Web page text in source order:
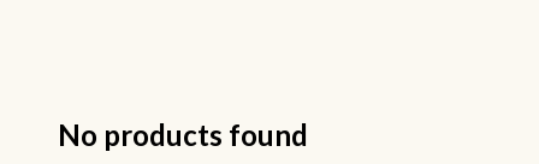
No products found